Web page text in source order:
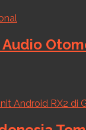
Audio